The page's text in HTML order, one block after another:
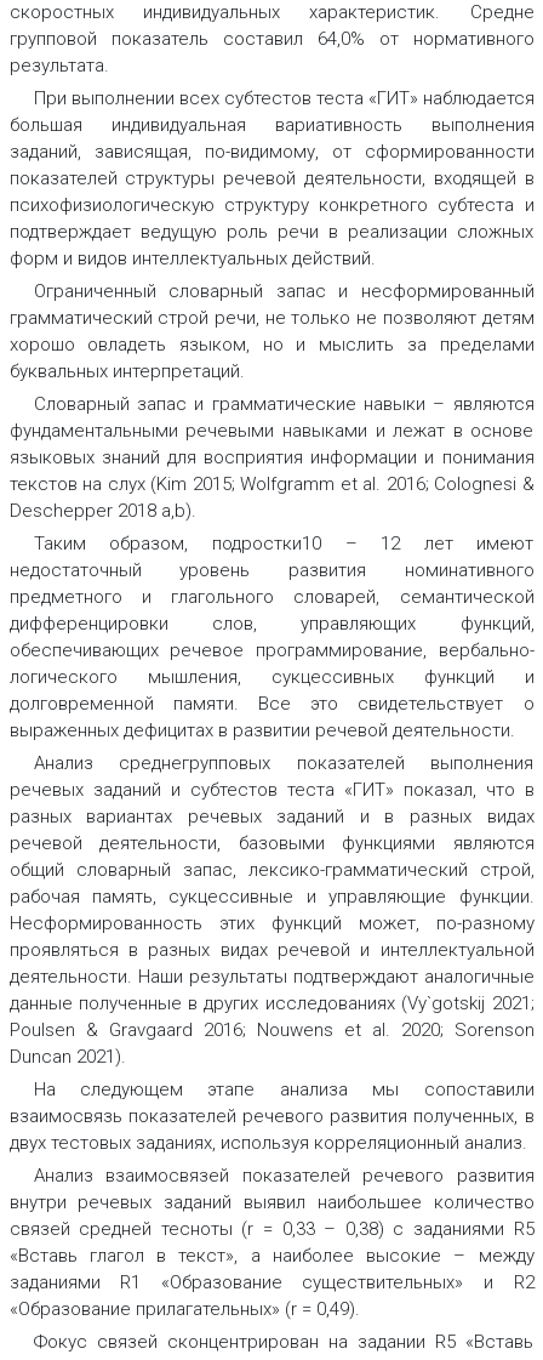
скоростных индивидуальных характеристик. Средне
групповой показатель составил 64,0% от нормативного
результата.
При выполнении всех субтестов теста «ГИТ» наблюдается
большая индивидуальная вариативность выполнения
заданий, зависящая, по-видимому, от сформированности
показателей структуры речевой деятельности, входящей в
психофизиологическую структуру конкретного субтеста и
подтверждает ведущую роль речи в реализации сложных
форм и видов интеллектуальных действий.
Ограниченный словарный запас и несформированный
грамматический строй речи, не только не позволяют детям
хорошо овладеть языком, но и мыслить за пределами
буквальных интерпретаций.
Словарный запас и грамматические навыки – являются
фундаментальными речевыми навыками и лежат в основе
языковых знаний для восприятия информации и понимания
текстов на слух (Kim 2015; Wolfgramm et al. 2016; Colognesi &
Deschepper 2018 a,b).
Таким образом, подростки10 – 12 лет имеют
недостаточный уровень развития номинативного
предметного и глагольного словарей, семантической
дифференцировки слов, управляющих функций,
обеспечивающих речевое программирование, вербально-
логического мышления, сукцессивных функций и
долговременной памяти. Все это свидетельствует о
выраженных дефицитах в развитии речевой деятельности.
Анализ среднегрупповых показателей выполнения
речевых заданий и субтестов теста «ГИТ» показал, что в
разных вариантах речевых заданий и в разных видах
речевой деятельности, базовыми функциями являются
общий словарный запас, лексико-грамматический строй,
рабочая память, сукцессивные и управляющие функции.
Несформированность этих функций может, по-разному
проявляться в разных видах речевой и интеллектуальной
деятельности. Наши результаты подтверждают аналогичные
данные полученные в других исследованиях (Vy`gotskij 2021;
Poulsen & Gravgaard 2016; Nouwens et al. 2020; Sorenson
Duncan 2021).
На следующем этапе анализа мы сопоставили
взаимосвязь показателей речевого развития полученных, в
двух тестовых заданиях, используя корреляционный анализ.
Анализ взаимосвязей показателей речевого развития
внутри речевых заданий выявил наибольшее количество
связей средней тесноты (r = 0,33 – 0,38) с заданиями R5
«Вставь глагол в текст», а наиболее высокие – между
заданиями R1 «Образование существительных» и R2
«Образование прилагательных» (r = 0,49).
Фокус связей сконцентрирован на задании R5 «Вставь